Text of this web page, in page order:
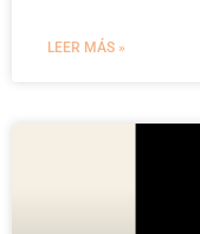
LEER MÁS »